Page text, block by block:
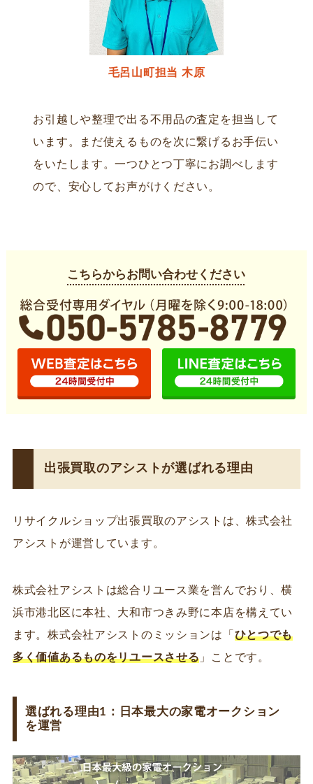
毛呂山町担当 木原
お引越しや整理で出る不用品の査定を担当して
います。まだ使えるものを次に繋げるお手伝い
をいたします。一つひとつ丁寧にお調べします
ので、安心してお声がけください。
こちらからお問い合わせください
出張買取のアシストが選ばれる理由
リサイクルショップ出張買取のアシストは、株式会社
アシストが運営しています。
株式会社アシストは総合リユース業を営んでおり、横
浜市港北区に本社、大和市つきみ野に本店を構えてい
ます。株式会社アシストのミッションは「 ひとつでも
多く価値あるものをリユースさせる 」ことです。
選ばれる理由1：日本最大の家電オークション
を運営